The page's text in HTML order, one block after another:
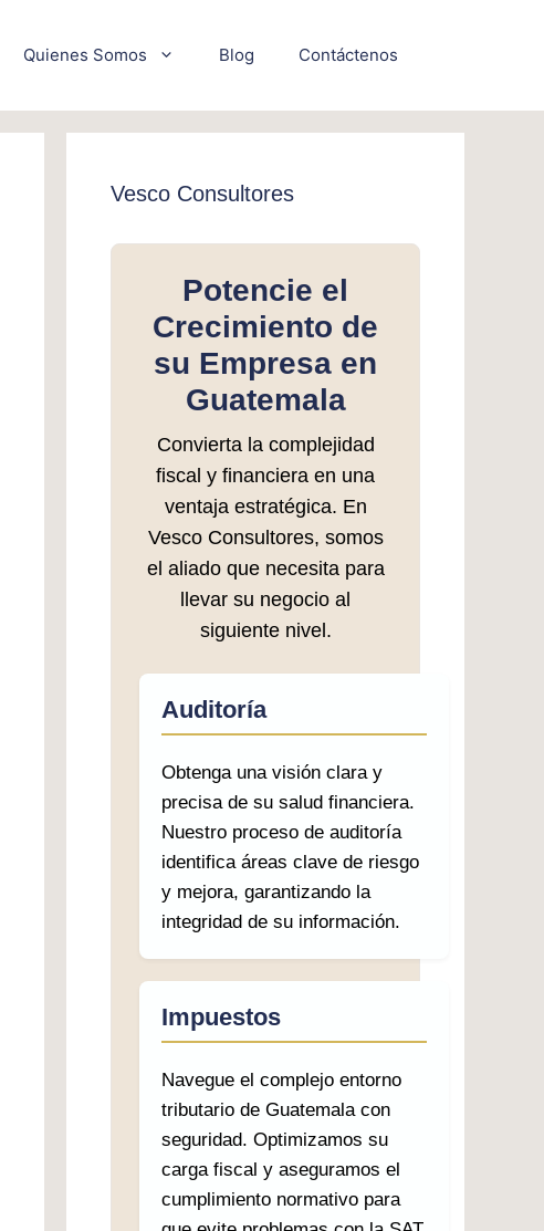
Quienes Somos Blog Contáctenos
Vesco Consultores
Potencie el
Crecimiento de
su Empresa en
Guatemala
Convierta la complejidad
fiscal y financiera en una
ventaja estratégica. En
Vesco Consultores, somos
el aliado que necesita para
llevar su negocio al
siguiente nivel.
Auditoría
Obtenga una visión clara y
precisa de su salud financiera.
Nuestro proceso de auditoría
identifica áreas clave de riesgo
y mejora, garantizando la
integridad de su información.
Impuestos
Navegue el complejo entorno
tributario de Guatemala con
seguridad. Optimizamos su
carga fiscal y aseguramos el
cumplimiento normativo para